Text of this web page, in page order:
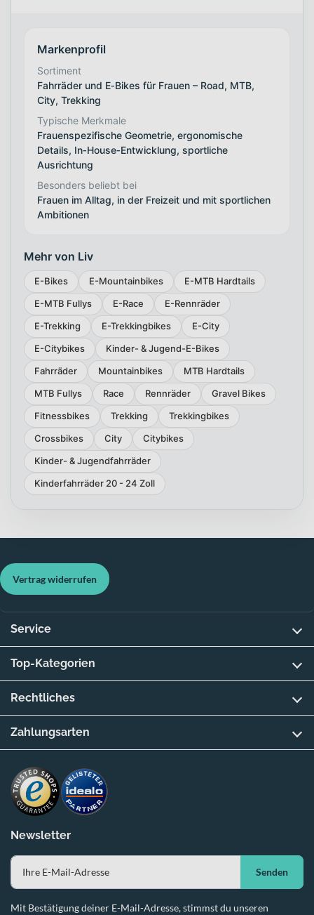
Markenprofil
Sortiment
Fahrräder und E‑Bikes für Frauen – Road, MTB,
City, Trekking
Typische Merkmale
Frauenspezifische Geometrie, ergonomische
Details, In‑House‑Entwicklung, sportliche
Ausrichtung
Besonders beliebt bei
Frauen im Alltag, in der Freizeit und mit sportlichen
Ambitionen
Mehr von Liv
E-Bikes E-Mountainbikes
E-MTB Hardtails
E-MTB Fullys
E-Race
E-Rennräder
E-Trekking
E-Trekkingbikes
E-City
E-Citybikes
Kinder- & Jugend-E-Bikes
Fahrräder
Mountainbikes
MTB Hardtails
MTB Fullys
Race Rennräder
Gravel Bikes
Fitnessbikes
Trekking
Trekkingbikes
Crossbikes
City
Citybikes
Kinder- & Jugendfahrräder
Kinderfahrräder 20 - 24 Zoll
Newsletter
Senden
Mit Bestätigung deiner E-Mail-Adresse, stimmst du unseren
Vertrag widerrufen
Service
Top-Kategorien
Rechtliches
Zahlungsarten